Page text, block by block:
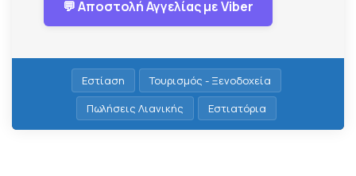
💬 Αποστολή Αγγελίας με Viber
Εστίαση
Τουρισμός - Ξενοδοχεία
Πωλήσεις Λιανικής
Εστιατόρια